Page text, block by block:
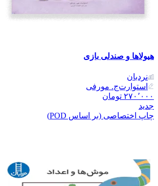
هیولاها و صندلی بازی
نردبان
استوارت‌ج. مورفی
۲۷۰٬۰۰۰ تومان
جدید
چاپ اختصاصی (بر اساس POD)